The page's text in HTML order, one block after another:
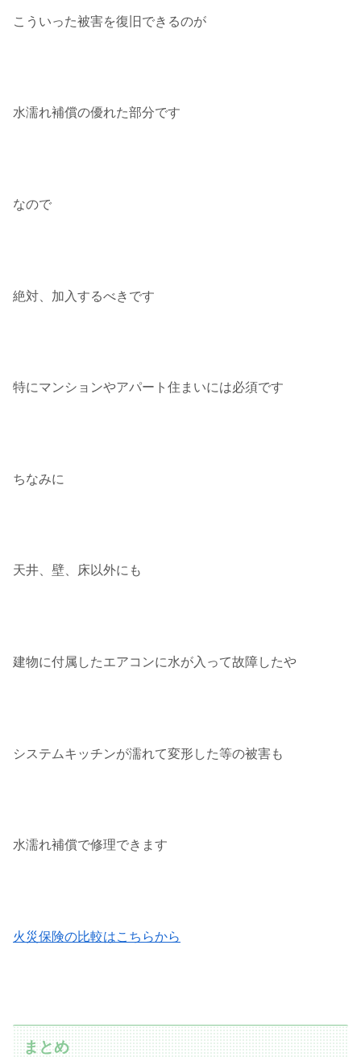
こういった被害を復旧できるのが
水濡れ補償の優れた部分です
なので
絶対、加入するべきです
特にマンションやアパート住まいには必須です
ちなみに
天井、壁、床以外にも
建物に付属したエアコンに水が入って故障したや
システムキッチンが濡れて変形した等の被害も
水濡れ補償で修理できます
火災保険の比較はこちらから
まとめ